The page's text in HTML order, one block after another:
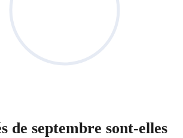
de septembre sont-elles